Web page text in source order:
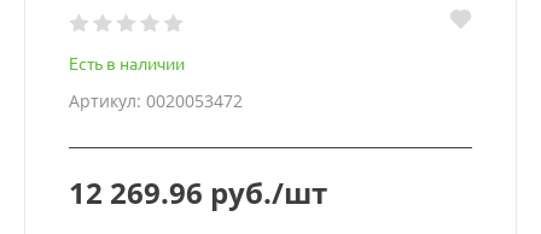
Есть в наличии
Артикул: 0020053472
12 269.96 руб./шт